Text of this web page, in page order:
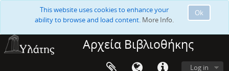
Ok
This website uses cookies to enhance your
ability to browse and load content. More Info.
Αρχεία Βιβλιοθήκης
Log in